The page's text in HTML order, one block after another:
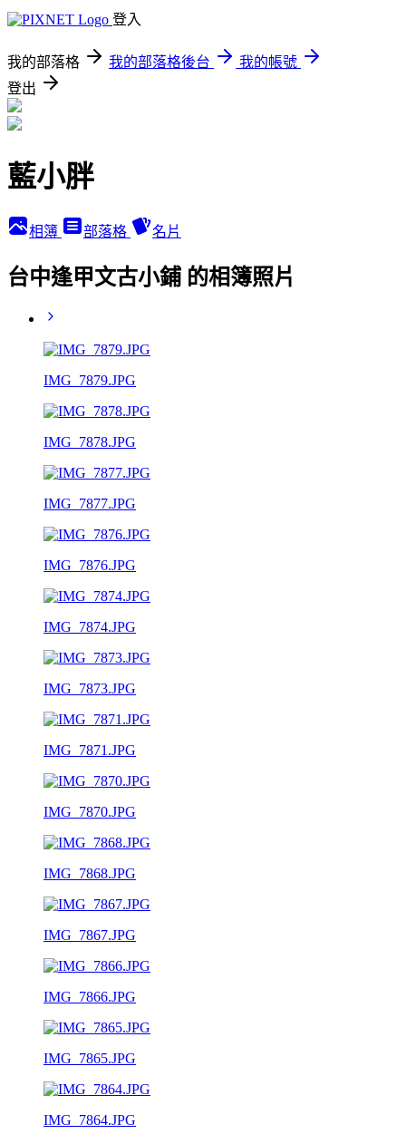
登入
我的部落格 我的部落格後台
我的帳號
登出
藍小胖
相簿 部落格 名片
台中逢甲文古小鋪 的相簿照片
IMG_7879.JPG
IMG_7878.JPG
IMG_7877.JPG
IMG_7876.JPG
IMG_7874.JPG
IMG_7873.JPG
IMG_7871.JPG
IMG_7870.JPG
IMG_7868.JPG
IMG_7867.JPG
IMG_7866.JPG
IMG_7865.JPG
IMG_7864.JPG